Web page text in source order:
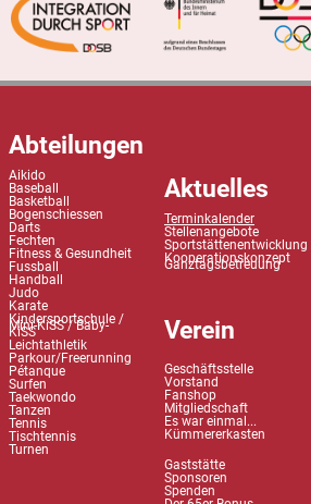
Abteilungen
Aikido
Baseball
Basketball
Bogenschiessen
Darts
Fechten
Fitness & Gesundheit
Fussball
Handball
Judo
Karate
Kindersportschule /
Mini-KiSS / Baby-
KiSS
Leichtathletik
Parkour/Freerunning
Pétanque
Surfen
Taekwondo
Tanzen
Tennis
Tischtennis
Turnen
Aktuelles
Terminkalender
Stellenangebote
Sportstättenentwicklung
Kooperationskonzept
Ganztagsbetreuung
Verein
Geschäftsstelle
Vorstand
Fanshop
Mitgliedschaft
Es war einmal...
Kümmererkasten
Gaststätte
Sponsoren
Spenden